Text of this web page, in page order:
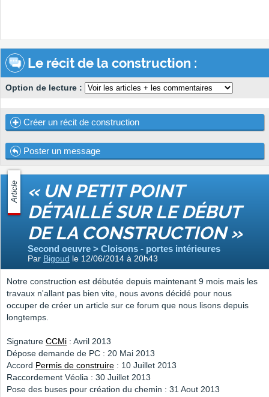
Le récit de la construction :
Option de lecture :
Créer un récit de construction
Poster un message
Article « UN PETIT POINT
DÉTAILLÉ SUR LE DÉBUT
DE LA CONSTRUCTION »
Second oeuvre > Cloisons - portes intérieures
Par Bigoud le 12/06/2014 à 20h43
Notre construction est débutée depuis maintenant 9 mois mais les
travaux n'allant pas bien vite, nous avons décidé pour nous
occuper de créer un article sur ce forum que nous lisons depuis
longtemps.
Signature CCMi : Avril 2013
Dépose demande de PC : 20 Mai 2013
Accord Permis de construire : 10 Juillet 2013
Raccordement Véolia : 30 Juillet 2013
Pose des buses pour création du chemin : 31 Aout 2013